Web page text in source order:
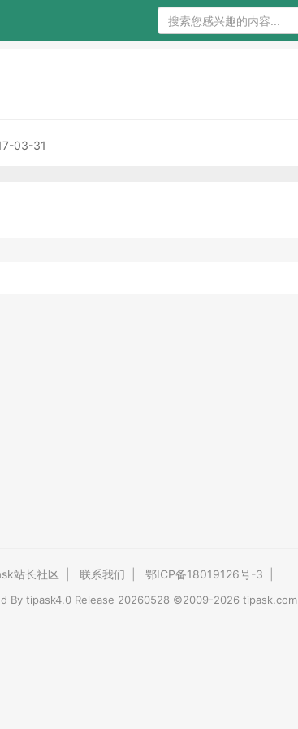
03-31
站长社区 联系我们 鄂ICP备18019126号-3
By tipask4.0Release 20260528 ©2009-2026 tipask.com